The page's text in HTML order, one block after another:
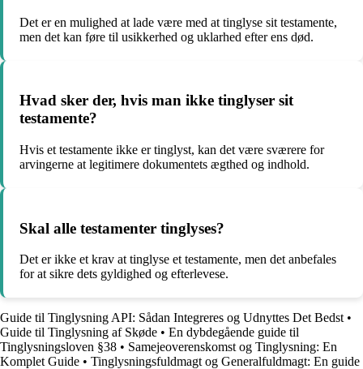
Det er en mulighed at lade være med at tinglyse sit testamente,
men det kan føre til usikkerhed og uklarhed efter ens død.
Hvad sker der, hvis man ikke tinglyser sit
testamente?
Hvis et testamente ikke er tinglyst, kan det være sværere for
arvingerne at legitimere dokumentets ægthed og indhold.
Skal alle testamenter tinglyses?
Det er ikke et krav at tinglyse et testamente, men det anbefales
for at sikre dets gyldighed og efterlevese.
Guide til Tinglysning API: Sådan Integreres og Udnyttes Det Bedst •
Guide til Tinglysning af Skøde • En dybdegående guide til
Tinglysningsloven §38 • Samejeoverenskomst og Tinglysning: En
Komplet Guide • Tinglysningsfuldmagt og Generalfuldmagt: En guide